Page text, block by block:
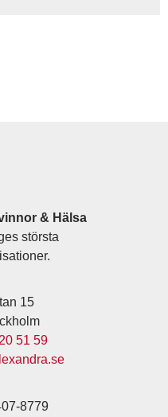
& Hälsa
största
15
51 59
8779